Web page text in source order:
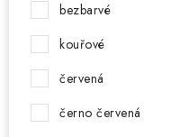
bezbarvé
kouřové
červená
černo červená